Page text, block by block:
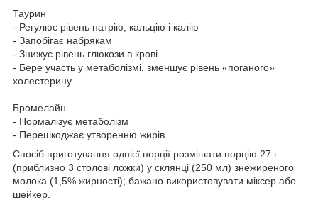
Таурин
- Регулює рівень натрію, кальцію і калію
- Запобігає набрякам
- Знижує рівень глюкози в крові
- Бере участь у метаболізмі, зменшує рівень «поганого»
холестерину
Бромелайн
- Нормалізує метаболізм
- Перешкоджає утворенню жирів
Спосіб приготування однієї порції:розмішати порцію 27 г
(приблизно 3 столові ложки) у склянці (250 мл) знежиреного
молока (1,5% жирності); бажано використовувати міксер або
шейкер.